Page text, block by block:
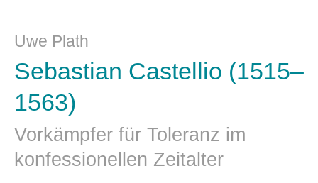
Uwe Plath
Sebastian Castellio (1515–
1563)
Vorkämpfer für Toleranz im
konfessionellen Zeitalter